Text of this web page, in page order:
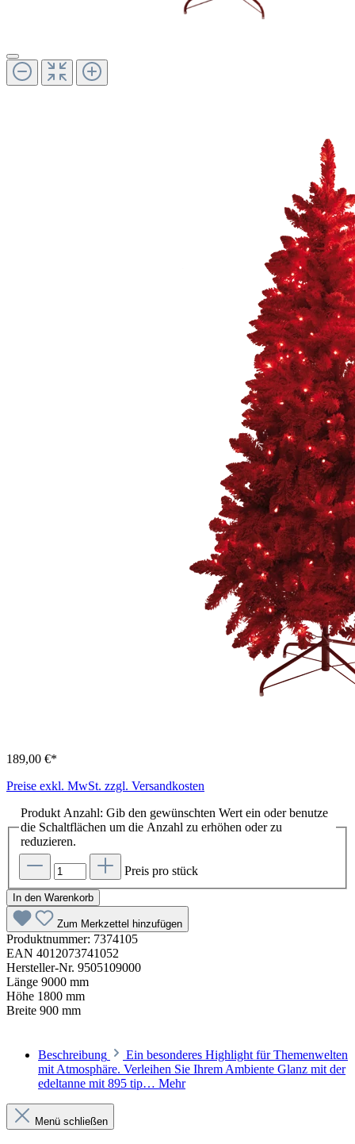
189,00 €*
Preise exkl. MwSt. zzgl. Versandkosten
Produkt Anzahl: Gib den gewünschten Wert ein oder benutze
die Schaltflächen um die Anzahl zu erhöhen oder zu
reduzieren.
Preis pro stück
In den Warenkorb
Zum Merkzettel hinzufügen
Produktnummer: 7374105
EAN 4012073741052
Hersteller-Nr. 9505109000
Länge 9000 mm
Höhe 1800 mm
Breite 900 mm
Beschreibung
Ein besonderes Highlight für Themenwelten
mit Atmosphäre. Verleihen Sie Ihrem Ambiente Glanz mit der
edeltanne mit 895 tip… Mehr
Menü schließen